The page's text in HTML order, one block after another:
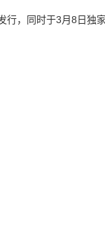
行，同时于3月8日独